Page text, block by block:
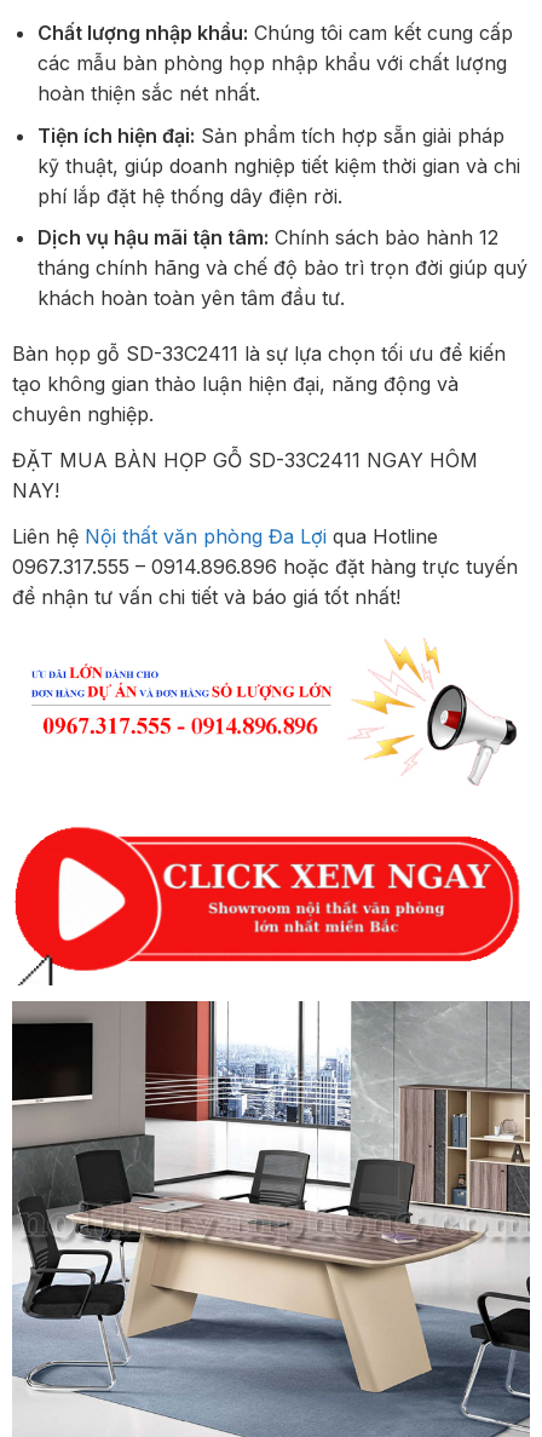
Chất lượng nhập khẩu: Chúng tôi cam kết cung cấp
các mẫu bàn phòng họp nhập khẩu với chất lượng
hoàn thiện sắc nét nhất.
Tiện ích hiện đại: Sản phẩm tích hợp sẵn giải pháp
kỹ thuật, giúp doanh nghiệp tiết kiệm thời gian và chi
phí lắp đặt hệ thống dây điện rời.
Dịch vụ hậu mãi tận tâm: Chính sách bảo hành 12
tháng chính hãng và chế độ bảo trì trọn đời giúp quý
khách hoàn toàn yên tâm đầu tư.
Bàn họp gỗ SD-33C2411 là sự lựa chọn tối ưu để kiến
tạo không gian thảo luận hiện đại, năng động và
chuyên nghiệp.
ĐẶT MUA BÀN HỌP GỖ SD-33C2411 NGAY HÔM
NAY!
Liên hệ Nội thất văn phòng Đa Lợi qua Hotline
0967.317.555 – 0914.896.896 hoặc đặt hàng trực tuyến
để nhận tư vấn chi tiết và báo giá tốt nhất!